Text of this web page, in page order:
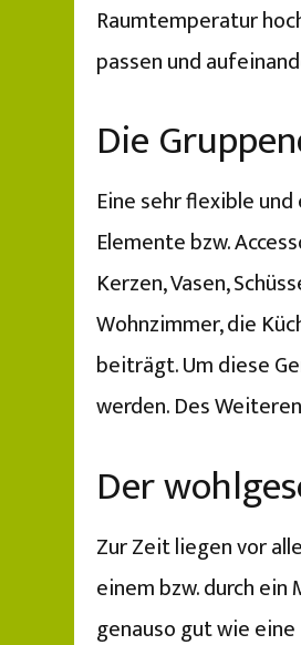
Raumtemperatur
passen und
Die
Eine sehr flexible
Elemente bzw.
Kerzen, Vasen,
Wohnzimmer, die
beiträgt. Um diese
werden. Des
Der
Zur Zeit liegen vor
einem bzw. durch
genauso gut wie